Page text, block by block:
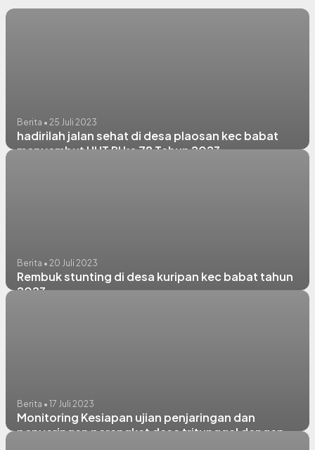
Berita • 25 Juli 2023
hadirilah jalan sehat di desa plaosan kec babat
menyambut HUT RI ke 78 Tahun 2023
Berita • 20 Juli 2023
Rembuk stunting di desa kuripan kec babat tahun
2023
Berita • 17 Juli 2023
Monitoring Kesiapan ujian penjaringan dan
penyaringan perangkat desa tritunggal dengan